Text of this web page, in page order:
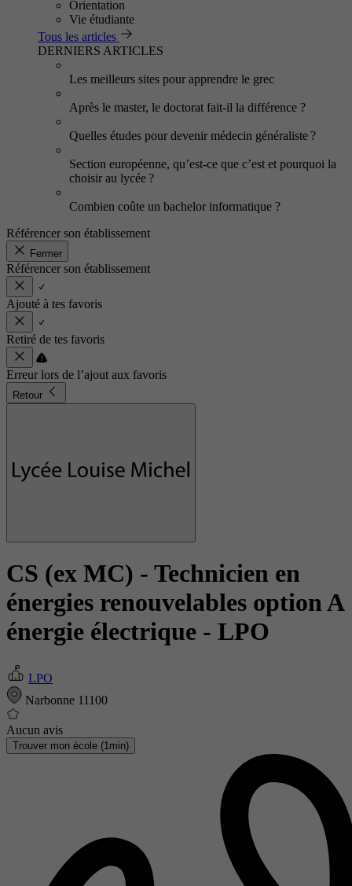
Orientation
Vie étudiante
Tous les articles
DERNIERS ARTICLES
Les meilleurs sites pour apprendre le grec
Après le master, le doctorat fait-il la différence ?
Quelles études pour devenir médecin généraliste ?
Section européenne, qu’est-ce que c’est et pourquoi la
choisir au lycée ?
Combien coûte un bachelor informatique ?
Référencer son établissement
Fermer
Référencer son établissement
Ajouté à tes favoris
Retiré de tes favoris
Erreur lors de l’ajout aux favoris
Retour
CS (ex MC) - Technicien en
énergies renouvelables option A
énergie électrique - LPO
LPO
Narbonne 11100
Aucun avis
Trouver mon école (1min)